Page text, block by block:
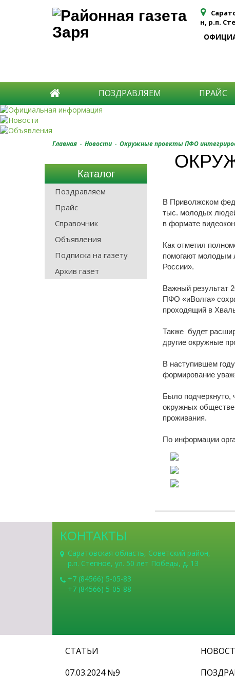
н, р.п.
ПОЗДРАВЛЯЕМ ПРАЙС
Главная - Новости - Окружные проекты ПФО
Каталог
Поздравляем
Прайс
Справочник
Объявления
Подписка на газету
Архив газет
В Приволжском
тыс. молодых
в формате
Как отметил
помогают молодым
России».
Важный результат
ПФО «иВолга»
проходящий в
Также будет
другие окружные
В наступившем
формирование
Было подчеркнуто,
окружных
проживания.
По информации
КОНТАКТЫ
Саратовская область, Советский район,
р.п. Степное, ул. 50 лет Победы, д. 13
+7 (84566) 5-05-83
+7 (84566) 5-05-88
СТАТЬИ
07.03.2024 №9